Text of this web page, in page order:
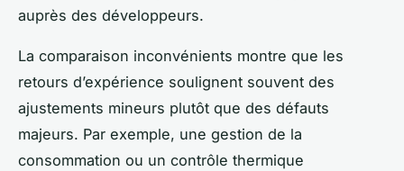
auprès des développeurs.
La comparaison inconvénients montre que les
retours d’expérience soulignent souvent des
ajustements mineurs plutôt que des défauts
majeurs. Par exemple, une gestion de la
consommation ou un contrôle thermique